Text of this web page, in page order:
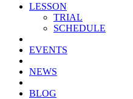
LESSON
TRIAL
SCHEDULE
EVENTS
NEWS
BLOG